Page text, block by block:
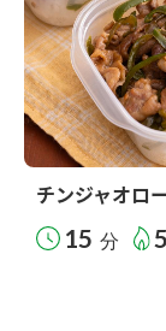
チンジャオロ
15 分